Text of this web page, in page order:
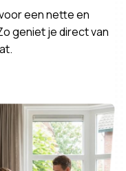
een nette en
geniet je direct van